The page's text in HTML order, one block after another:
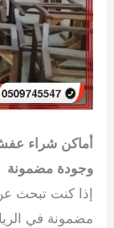
أماكن شراء
وجودة مضمونة
إذا كنت تبحث
مضمونة في